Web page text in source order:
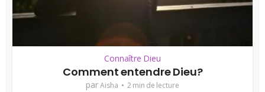
Connaître Dieu
Comment entendre Dieu?
parAisha 2 min de lecture